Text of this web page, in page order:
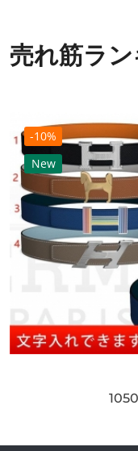
売れ筋ラ
-10%
New